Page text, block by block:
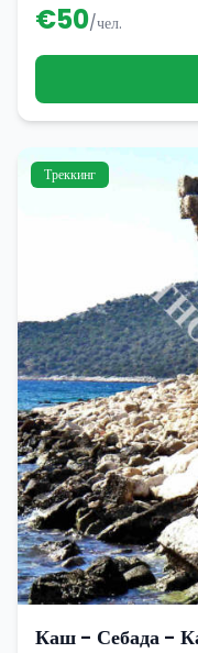
€50/чел.
Треккинг
Каш - Себада -